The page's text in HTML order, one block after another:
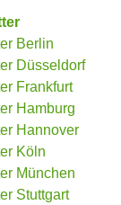
Berlin
Düsseldorf
Frankfurt
Hamburg
Hannover
Köln
München
Stuttgart